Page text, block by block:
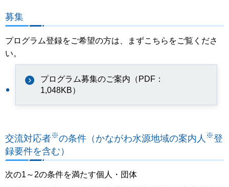
募集
プログラム登録をご希望の方は、まずこちらをご覧くださ
い。
プログラム募集のご案内（PDF：
1,048KB）
交流対応者※の条件（かながわ水源地域の案内人 ※登
録要件を含む）
次の1～2の条件を満たす個人・団体